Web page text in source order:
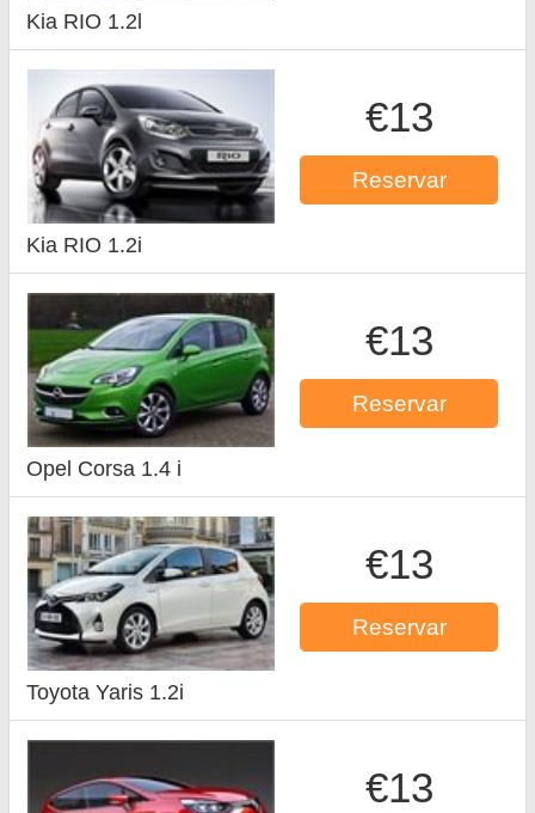
Kia RIO 1.2l
€13
Reservar
Kia RIO 1.2i
€13
Reservar
Opel Corsa 1.4 i
€13
Reservar
Toyota Yaris 1.2i
€13